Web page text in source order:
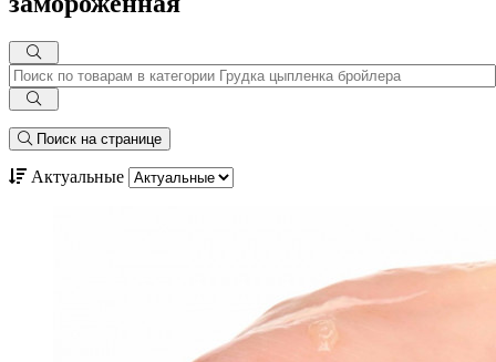
Поиск на странице
Актуальные